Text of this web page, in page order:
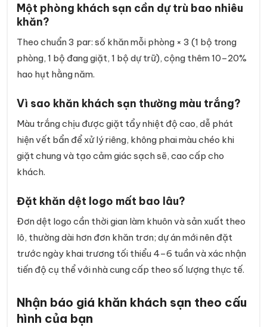
Một phòng khách sạn cần dự trù bao nhiêu
khăn?
Theo chuẩn 3 par: số khăn mỗi phòng × 3 (1 bộ trong
phòng, 1 bộ đang giặt, 1 bộ dự trữ), cộng thêm 10–20%
hao hụt hằng năm.
Vì sao khăn khách sạn thường màu trắng?
Màu trắng chịu được giặt tẩy nhiệt độ cao, dễ phát
hiện vết bẩn để xử lý riêng, không phai màu chéo khi
giặt chung và tạo cảm giác sạch sẽ, cao cấp cho
khách.
Đặt khăn dệt logo mất bao lâu?
Đơn dệt logo cần thời gian làm khuôn và sản xuất theo
lô, thường dài hơn đơn khăn trơn; dự án mới nên đặt
trước ngày khai trương tối thiểu 4–6 tuần và xác nhận
tiến độ cụ thể với nhà cung cấp theo số lượng thực tế.
Nhận báo giá khăn khách sạn theo cấu
hình của bạn